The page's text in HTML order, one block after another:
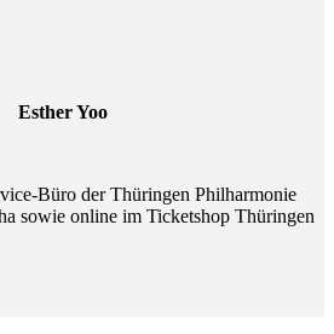
Esther Yoo
Büro der Thüringen Philharmonie
sowie online im Ticketshop Thüringen